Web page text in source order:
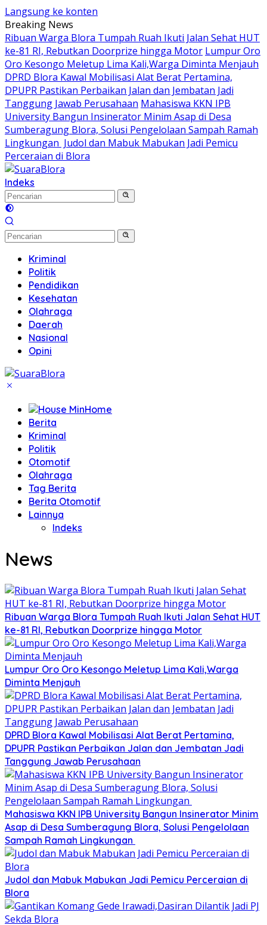
Langsung ke konten
Breaking News
Ribuan Warga Blora Tumpah Ruah Ikuti Jalan Sehat HUT
ke-81 RI, Rebutkan Doorprize hingga Motor Lumpur Oro
Oro Kesongo Meletup Lima Kali,Warga Diminta Menjauh
DPRD Blora Kawal Mobilisasi Alat Berat Pertamina,
DPUPR Pastikan Perbaikan Jalan dan Jembatan Jadi
Tanggung Jawab Perusahaan Mahasiswa KKN IPB
University Bangun Insinerator Minim Asap di Desa
Sumberagung Blora, Solusi Pengelolaan Sampah Ramah
Lingkungan ‎ Judol dan Mabuk Mabukan Jadi Pemicu
Perceraian di Blora
Indeks
Kriminal
Politik
Pendidikan
Kesehatan
Olahraga
Daerah
Nasional
Opini
Home
Berita
Kriminal
Politik
Otomotif
Olahraga
Tag Berita
Berita Otomotif
Lainnya
Indeks
News
Ribuan Warga Blora Tumpah Ruah Ikuti Jalan Sehat HUT
ke-81 RI, Rebutkan Doorprize hingga Motor
Lumpur Oro Oro Kesongo Meletup Lima Kali,Warga
Diminta Menjauh
DPRD Blora Kawal Mobilisasi Alat Berat Pertamina,
DPUPR Pastikan Perbaikan Jalan dan Jembatan Jadi
Tanggung Jawab Perusahaan
Mahasiswa KKN IPB University Bangun Insinerator Minim
Asap di Desa Sumberagung Blora, Solusi Pengelolaan
Sampah Ramah Lingkungan ‎
Judol dan Mabuk Mabukan Jadi Pemicu Perceraian di
Blora